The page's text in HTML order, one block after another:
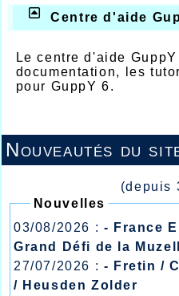
Nouveautés du
(depuis
Nouvelles
03/08/2026 : - France
Grand Défi de la
27/07/2026 : - Fretin /
/ Heusden Zolder
Centre d'aide
Le centre d'aide
documentation, les
pour GuppY 6.